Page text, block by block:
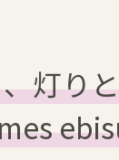
灯り